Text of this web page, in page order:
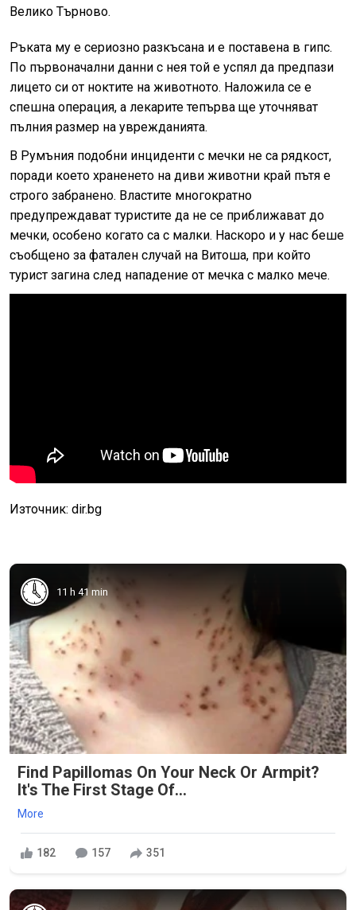
Велико Търново.
Ръката му е сериозно разкъсана и е поставена в гипс.
По първоначални данни с нея той е успял да предпази
лицето си от ноктите на животното. Наложила се е
спешна операция, а лекарите тепърва ще уточняват
пълния размер на уврежданията.
В Румъния подобни инциденти с мечки не са рядкост,
поради което храненето на диви животни край пътя е
строго забранено. Властите многократно
предупреждават туристите да не се приближават до
мечки, особено когато са с малки. Наскоро и у нас беше
съобщено за фатален случай на Витоша, при който
турист загина след нападение от мечка с малко мече.
Източник: dir.bg
11 h 41 min
Find Papillomas On Your Neck Or Armpit?
It's The First Stage Of...
More
182 157 351